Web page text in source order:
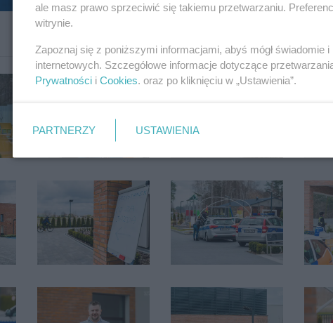
ale masz prawo sprzeciwić się takiemu przetwarzaniu.
witrynie.
Zapoznaj się z poniższymi informacjami, abyś mógł
internetowych. Szczegółowe informacje dotyczące
Prywatności i Cookies. oraz po kliknięciu w „Ustawienia”.
PARTNERZY USTAWIENIA